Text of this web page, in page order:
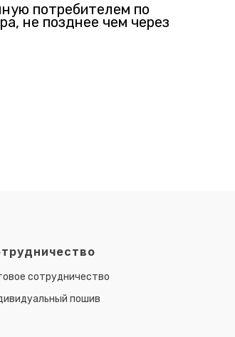
потребителем по
не позднее чем через
сотрудничество
пошив